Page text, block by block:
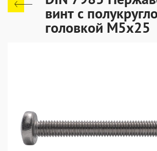
винт с
головкой М5х25